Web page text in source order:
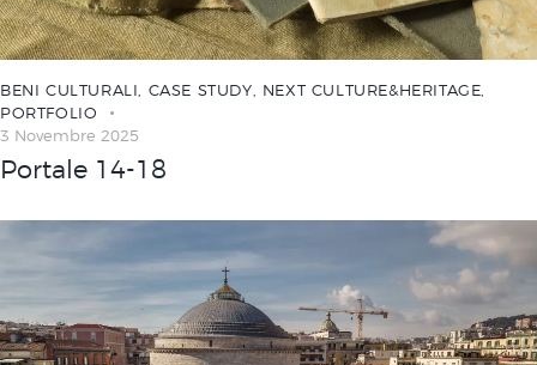
BENI CULTURALI CASE STUDY NEXT CULTURE&HERITAGE
PORTFOLIO
3 Novembre 2025
Portale 14-18